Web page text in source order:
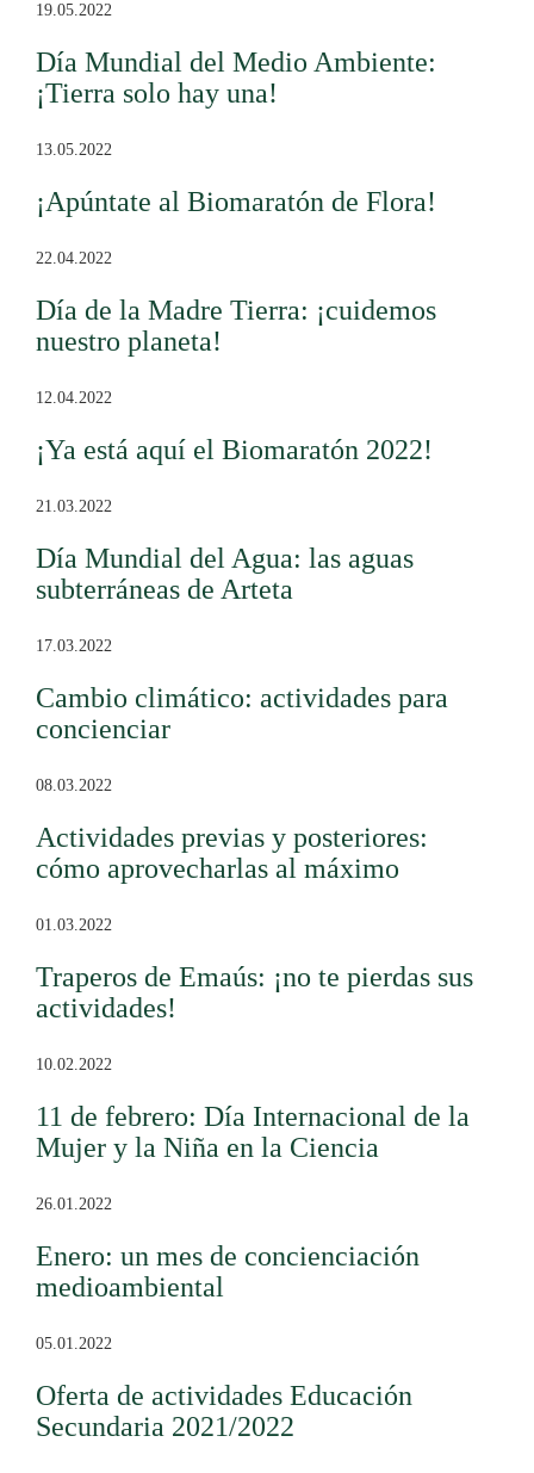
19.05.2022
Día Mundial del Medio Ambiente:
¡Tierra solo hay una!
13.05.2022
¡Apúntate al Biomaratón de Flora!
22.04.2022
Día de la Madre Tierra: ¡cuidemos
nuestro planeta!
12.04.2022
¡Ya está aquí el Biomaratón 2022!
21.03.2022
Día Mundial del Agua: las aguas
subterráneas de Arteta
17.03.2022
Cambio climático: actividades para
concienciar
08.03.2022
Actividades previas y posteriores:
cómo aprovecharlas al máximo
01.03.2022
Traperos de Emaús: ¡no te pierdas sus
actividades!
10.02.2022
11 de febrero: Día Internacional de la
Mujer y la Niña en la Ciencia
26.01.2022
Enero: un mes de concienciación
medioambiental
05.01.2022
Oferta de actividades Educación
Secundaria 2021/2022